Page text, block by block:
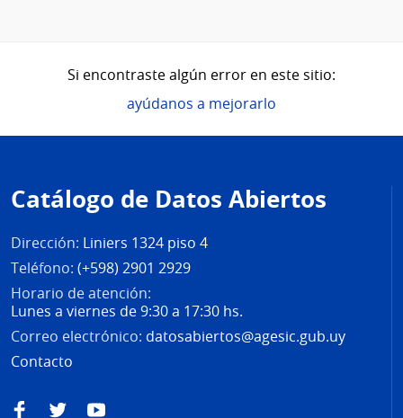
Si encontraste algún error en este sitio:
ayúdanos a mejorarlo
de
página
Catálogo de Datos Abiertos
Dirección: Liniers 1324 piso 4
Teléfono: (+598) 2901 2929
Horario de atención:
Lunes a viernes de 9:30 a 17:30 hs.
Correo electrónico: datosabiertos@agesic.gub.uy
Contacto
FacebookTwitterYouTube